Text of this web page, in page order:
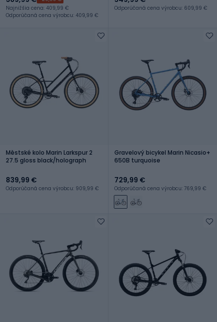
Najnižšia cena: 409,99 €
Odporúčaná cena výrobcu: 409,99 €
Odporúčaná cena výrobcu: 609,99 €
Městské kolo Marin Larkspur 2
27.5 gloss black/holograph
839,99 €
Odporúčaná cena výrobcu: 909,99 €
Gravelový bicykel Marin Nicasio+
650B turquoise
729,99 €
Odporúčaná cena výrobcu: 769,99 €